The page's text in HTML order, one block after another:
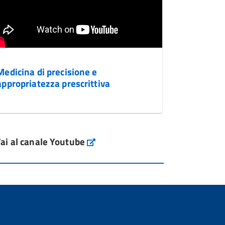
di precisione e
prescrittiva
al canale Youtube